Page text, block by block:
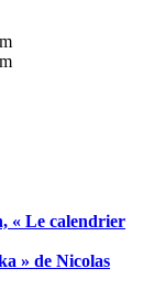
« Le calendrier
» de Nicolas